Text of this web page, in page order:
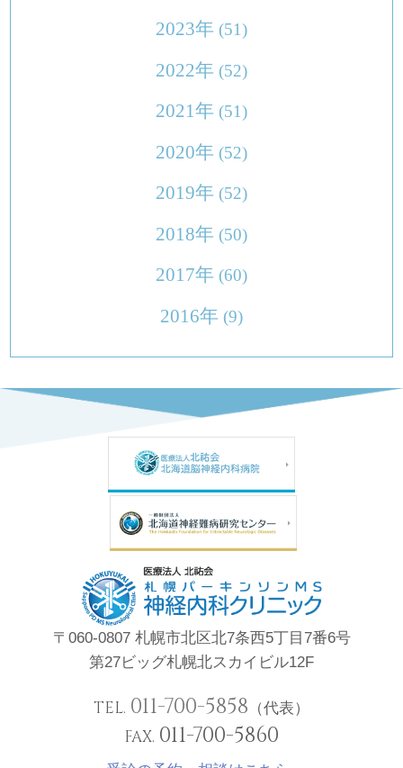
2023年 (51)
2022年 (52)
2021年 (51)
2020年 (52)
2019年 (52)
2018年 (50)
2017年 (60)
2016年 (9)
〒060-0807 札幌市北区北7条西5丁目7番6号
第27ビッグ札幌北スカイビル12F
TEL. 011-700-5858 （代表）
FAX. 011-700-5860